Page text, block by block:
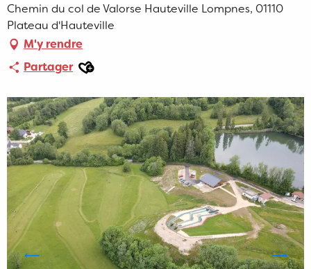
Chemin du col de Valorse Hauteville Lompnes, 01110
Plateau d'Hauteville
M'y rendre
PartagerAjouter aux favoris